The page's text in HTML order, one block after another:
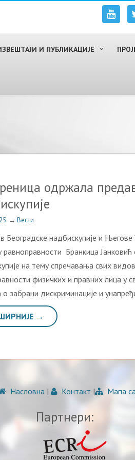
И ПУБЛИКАЦИЈЕ
одржала
→ Вести
Београдске надбискупије и
равноправности Бранкица
на тему спречавања свих
физичких и правних лица
о забрани дискриминације и
→
Насловна | Контакт | Мапа
Партнери: